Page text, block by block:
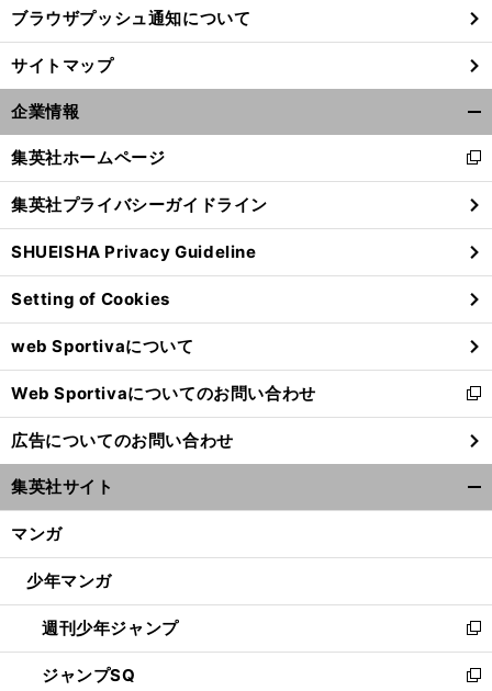
ブラウザプッシュ通知について
サイトマップ
企業情報
閉
る
集英社ホームページ
新
し
い
ウ
ィ
ン
ド
ウ
で
開
く
集英社プライバシーガイドライン
SHUEISHA Privacy Guideline
Setting of Cookies
web Sportivaについて
Web Sportivaについてのお問い合わせ
新
し
い
ウ
ィ
ン
ウ
開
く
広告についてのお問い合わせ
集英社サイト
マンガ
少年マンガ
週刊少年ジャンプ
新
し
い
ジャンプSQ
新